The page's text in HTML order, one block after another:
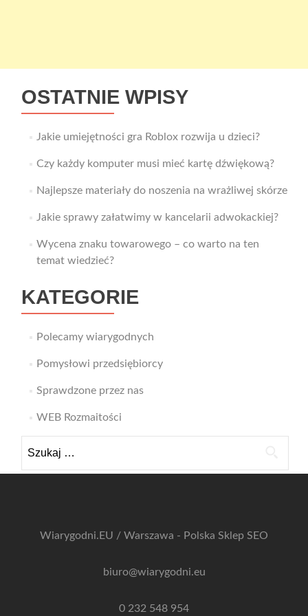
OSTATNIE WPISY
Jakie umiejętności gra Roblox rozwija u dzieci?
Czy każdy komputer musi mieć kartę dźwiękową?
Najlepsze materiały do noszenia na wrażliwej skórze
Jakie sprawy załatwimy w kancelarii adwokackiej?
Wycena znaku towarowego – co warto na ten
temat wiedzieć?
KATEGORIE
Polecamy wiarygodnych
Pomysłowi przedsiębiorcy
Sprawdzone przez nas
WEB Rozmaitości
Wiarygodni.EU / Warszawa - Polska Sklep SEO
biuro@wiarygodni.eu
0 232 548 954